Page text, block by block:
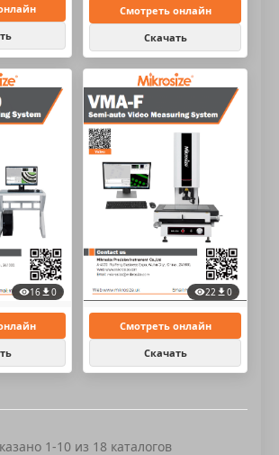
Смотреть онлайн
Скачать
16 0 22 0
Смотреть онлайн
Скачать
1-10 из 18 каталогов